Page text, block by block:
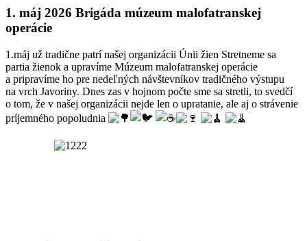
1. máj 2026 Brigáda múzeum malofatranskej
operácie
1.máj už tradične patrí našej organizácii Únii žien Stretneme sa
partia žienok a upravíme Múzeum malofatranskej operácie
a pripravíme ho pre nedeľných návštevníkov tradičného výstupu
na vrch Javoriny. Dnes zas v hojnom počte sme sa stretli, to svedčí
o tom, že v našej organizácii nejde len o upratanie, ale aj o strávenie
príjemného popoludnia